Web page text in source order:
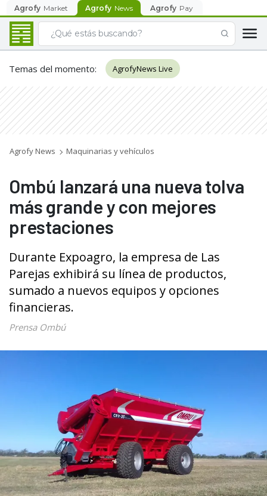
Agrofy Market Agrofy News Agrofy Pay
Temas del momento: AgrofyNews Live
Agrofy News Maquinarias y vehículos
Ombú lanzará una nueva tolva
más grande y con mejores
prestaciones
Durante Expoagro, la empresa de Las
Parejas exhibirá su línea de productos,
sumado a nuevos equipos y opciones
financieras.
Prensa Ombú